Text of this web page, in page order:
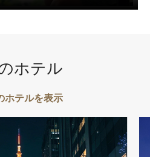
ホテル
ホテルを表示